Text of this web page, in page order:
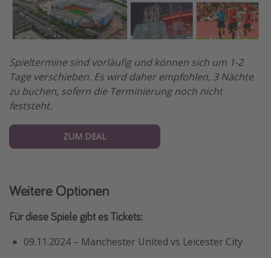
Spieltermine sind vorläufig und können sich um 1-2
Tage verschieben. Es wird daher empfohlen, 3 Nächte
zu buchen, sofern die Terminierung noch nicht
feststeht.
ZUM DEAL
Weitere Optionen
Für diese Spiele gibt es Tickets:
09.11.2024 – Manchester United vs Leicester City